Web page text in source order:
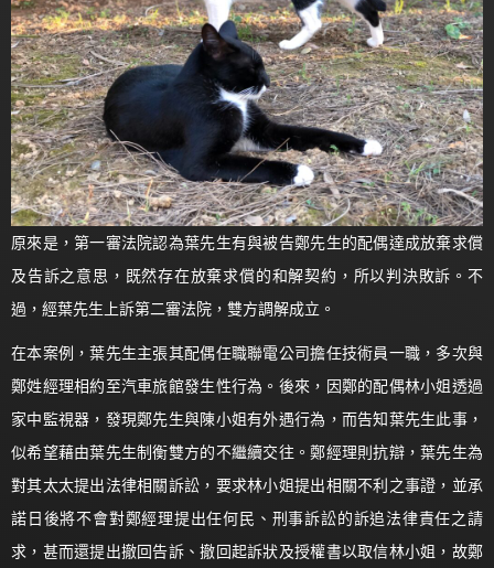
原來是，第一審法院認為葉先生有與被告鄭先生的配偶達成放棄求償
及告訴之意思，既然存在放棄求償的和解契約，所以判決敗訴。不
過，經葉先生上訴第二審法院，雙方調解成立。
在本案例，葉先生主張其配偶任職聯電公司擔任技術員一職，多次與
鄭姓經理相約至汽車旅館發生性行為。後來，因鄭的配偶林小姐透過
家中監視器，發現鄭先生與陳小姐有外遇行為，而告知葉先生此事，
似希望藉由葉先生制衡雙方的不繼續交往。鄭經理則抗辯，葉先生為
對其太太提出法律相關訴訟，要求林小姐提出相關不利之事證，並承
諾日後將不會對鄭經理提出任何民、刑事訴訟的訴追法律責任之請
求，甚而還提出撤回告訴、撤回起訴狀及授權書以取信林小姐，故鄭